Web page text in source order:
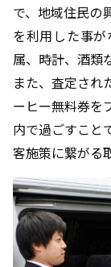
で、地域住民の
を利用した事
属、時計、酒類
また、査定され
ーヒー無料券を
内で過ごすこと
客施策に繋がる